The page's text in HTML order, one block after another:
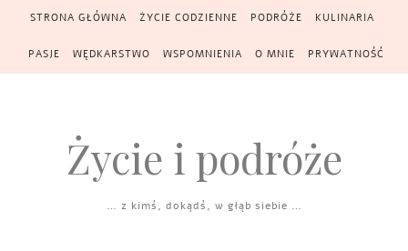
Skip to content
STRONA GŁÓWNA ŻYCIE CODZIENNE PODRÓŻE KULINARIA
PASJE WĘDKARSTWO WSPOMNIENIA O MNIE PRYWATNOŚĆ
Życie i podróże
… z kimś, dokądś, w głąb siebie …